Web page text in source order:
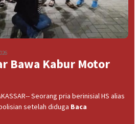
Bawa Kabur Motor
Seorang pria berinisial HS alias
setelah diduga Baca